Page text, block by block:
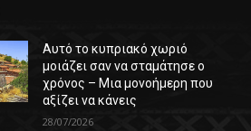
Αυτό το κυπριακό χωριό
μοιάζει σαν να σταμάτησε ο
χρόνος – Μια μονοήμερη που
αξίζει να κάνεις
28/07/2026